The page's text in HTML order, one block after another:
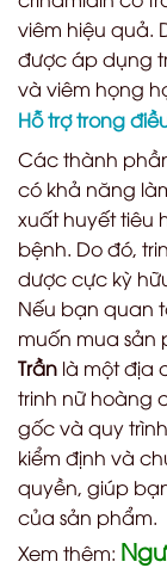
viêm hiệu quả.
được áp dụng
và viêm họng
Hỗ trợ trong
Các thành
có khả năng
xuất huyết tiêu
bệnh. Do đó,
dược cực kỳ
Nếu bạn quan
muốn mua sản
Trần là một địa
trinh nữ hoàng
gốc và quy
kiểm định và
quyền, giúp
của sản phẩm.
Xem thêm: